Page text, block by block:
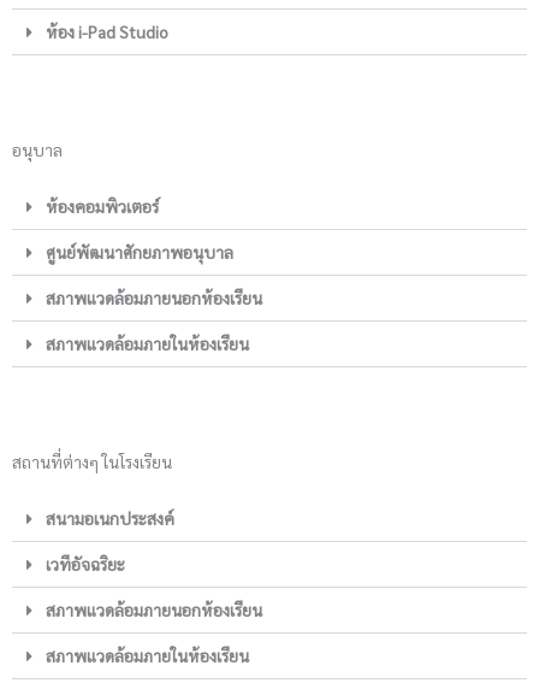
ห้อง i-Pad Studio
อนุบาล
ห้องคอมพิวเตอร์
ศูนย์พัฒนาศักยภาพอนุบาล
สภาพแวดล้อมภายนอกห้องเรียน
สภาพแวดล้อมภายในห้องเรียน
สถานที่ต่างๆ ในโรงเรียน
สนามอเนกประสงค์
เวทีอัจฉริยะ
สภาพแวดล้อมภายนอกห้องเรียน
สภาพแวดล้อมภายในห้องเรียน